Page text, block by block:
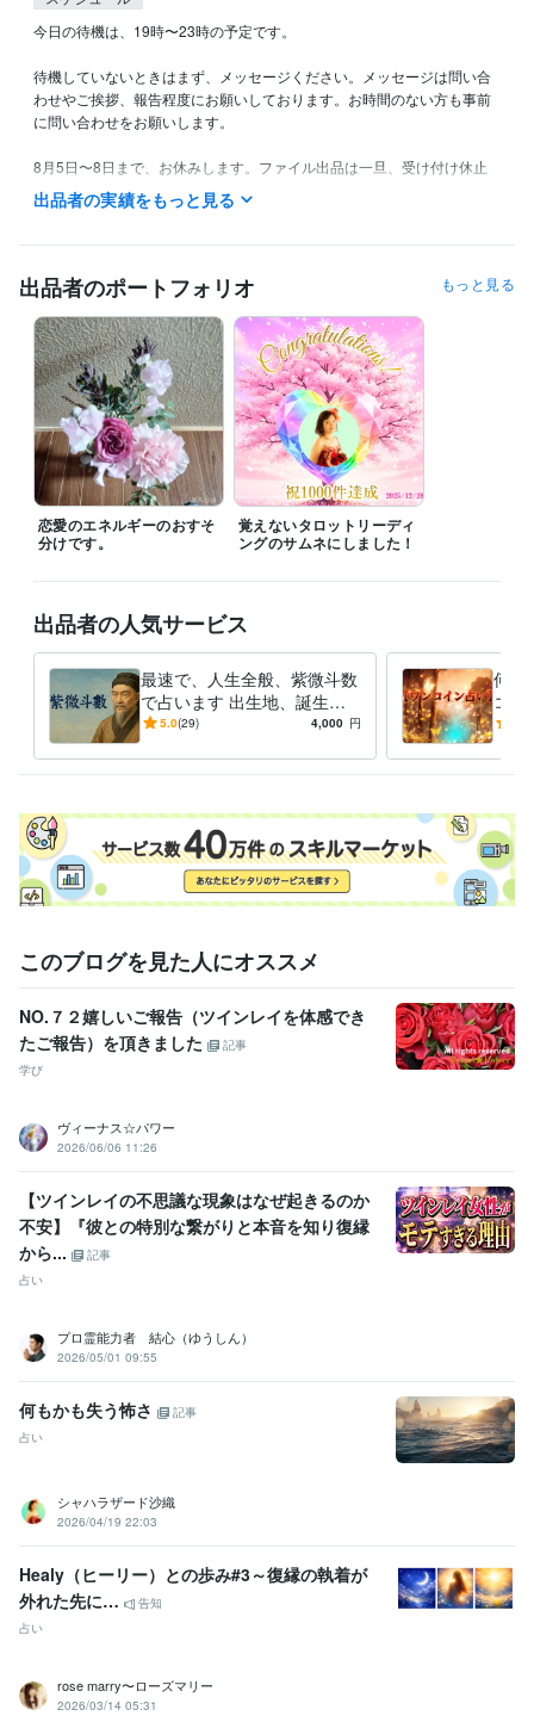
今日の待機は、19時〜23時の予定です。
待機していないときはまず、メッセージください。メッセージは問い合
わせやご挨拶、報告程度にお願いしております。お時間のない方も事前
に問い合わせをお願いします。
8月5日〜8日まで、お休みします。ファイル出品は一旦、受け付け休止
にしますが、その後、復活予定です。この期間は電話鑑定もお休みしま
す。
定は出来ません。御了承ください。
以前同様、深夜帯の鑑定希望の方は、少なくとも前々日までのご予約を
お願いします。寝ている間にメールをいただいても、対応できません。
ご了承ください。
※予約の方は、翌日を含め、第三希望まで、お願いします。待機時間内で
の予約をお願いしております。
職歴
とある自治体 2010年3月 ~ 2024年11月
受賞歴
数300件 ココナラ販売数500件 ココナラ　認定占い師 ココナラ販売
数800件
資格・検定
介護福祉士 取得年 : 2005年
ケアマネジャー（介護支援専門員） 取得年 : 2007年
精神保健福祉士 取得年 : 2008年
保育士 取得年 : 2010年
社会福祉士 取得年 : 2011年
得意分野
占い 霊感タロット、オラクルカードなどの占い 現実的な相談、カウ
ンセリング
愛知学院大学 1990年3月 ~ 1994年2月
出品者の実績をもっと見る
出品者のポートフォリオ もっと見る
恋愛のエネルギーのおすそ
分けです。
覚えないタロットリーディ
ングのサムネにしました！
出品者の人気サービス
最速で、人生全般、紫微斗数
で占います 出生地、誕生
日、出生時間がわかる方、人
5.0(29) 4,000 円
何で
コイ
問だ
このブログを見た人にオススメ
NO.７２嬉しいご報告（ツインレイを体感でき
たご報告）を頂きました
記事
学び
ヴィーナス☆パワー
2026/06/06 11:26
【ツインレイの不思議な現象はなぜ起きるのか
不安】『彼との特別な繋がりと本音を知り復縁
から...
記事
占い
プロ霊能力者 結心（ゆうしん）
2026/05/01 09:55
何もかも失う怖さ
記事
占い
シャハラザード沙織
2026/04/19 22:03
Healy（ヒーリー）との歩み#3～復縁の執着が
外れた先に…
告知
占い
rose marry〜ローズマリー
2026/03/14 05:31